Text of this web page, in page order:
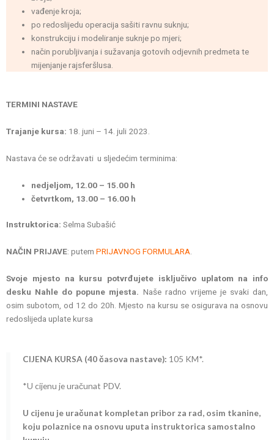
vađenje kroja;
po redoslijedu operacija sašiti ravnu suknju;
konstrukciju i modeliranje suknje po mjeri;
način porubljivanja i sužavanja gotovih odjevnih predmeta te
mijenjanje rajsferšlusa.
TERMINI NASTAVE
Trajanje kursa: 18. juni – 14. juli 2023.
Nastava će se održavati u sljedećim terminima:
nedjeljom, 12.00 – 15.00 h
četvrtkom, 13.00 – 16.00 h
Instruktorica: Selma Subašić
NAČIN PRIJAVE: putem PRIJAVNOG FORMULARA
Svoje mjesto na kursu potvrđujete isključivo uplatom na info
desku Nahle do popune mjesta. Naše radno vrijeme je svaki dan,
osim subotom, od 12 do 20h. Mjesto na kursu se osigurava na osnovu
redoslijeda uplate kursa
CIJENA KURSA (40 časova nastave): 105 KM*.
*U cijenu je uračunat PDV.
U cijenu je uračunat kompletan pribor za rad, osim tkanine,
koju polaznice na osnovu uputa instruktorica samostalno